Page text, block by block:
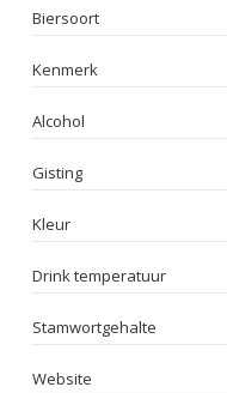
Biersoort
Kenmerk
Alcohol
Gisting
Kleur
Drink temperatuur
Stamwortgehalte
Website